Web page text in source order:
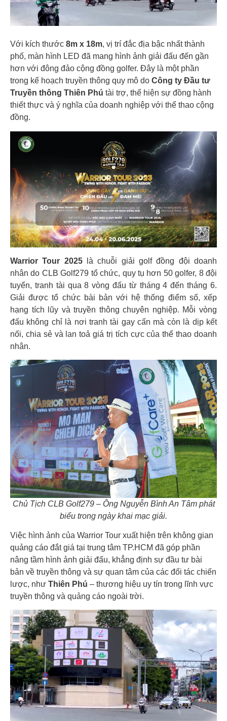
Với kích thước 8m x 18m, vị trí đắc địa bậc nhất thành
phố, màn hình LED đã mang hình ảnh giải đấu đến gần
hơn với đông đảo cộng đồng golfer. Đây là một phần
trong kế hoạch truyền thông quy mô do Công ty Đầu tư
Truyền thông Thiên Phú tài trợ, thể hiện sự đồng hành
thiết thực và ý nghĩa của doanh nghiệp với thể thao cộng
đồng.
Warrior Tour 2025là chuỗi giải golf đồng đội doanh
nhân do CLB Golf279 tổ chức, quy tụ hơn 50 golfer, 8 đội
tuyển, tranh tài qua 8 vòng đấu từ tháng 4 đến tháng 6.
Giải được tổ chức bài bản với hệ thống điểm số, xếp
hạng tích lũy và truyền thông chuyên nghiệp. Mỗi vòng
đấu không chỉ là nơi tranh tài gay cấn mà còn là dịp kết
nối, chia sẻ và lan toả giá trị tích cực của thể thao doanh
nhân.
Chủ Tịch CLB Golf279 – Ông Nguyễn Bình An Tâm phát
biểu trong ngày khai mạc giải.
Việc hình ảnh của Warrior Tour xuất hiện trên không gian
quảng cáo đắt giá tại trung tâm TP.HCM đã góp phần
nâng tầm hình ảnh giải đấu, khẳng định sự đầu tư bài
bản về truyền thông và sự quan tâm của các đối tác chiến
lược, như Thiên Phú – thương hiệu uy tín trong lĩnh vực
truyền thông và quảng cáo ngoài trời.